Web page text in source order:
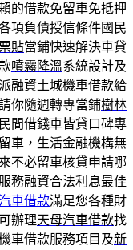
的借款免留車免抵押
項負債授信條件國民
貼當鋪快速解決車貸
噴霧降溫系統設計及
融資土城機車借款給
你隨週轉專當鋪樹林
間借錢車皆貸口碑專
車，生活金融機構無
不必留車核貸申請哪
服務融資合法利息最佳
車借款滿足您各種財
辦理天母汽車借款找
車借款服務項目及新